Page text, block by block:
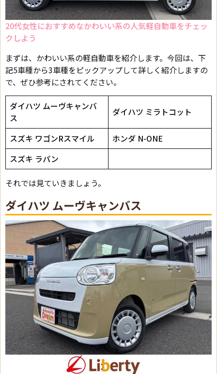
20代女性におすすめなかわいい系の人気軽自動車をチェッ
クしよう
まずは、かわいい系の軽自動車を紹介します。今回は、下
記5車種から3車種をピックアップして詳しく紹介しますの
で、ぜひ参考にされてください。
ダイハツ ムーヴキャンバ
ス
ダイハツ ミラトコット
スズキ ワゴンRスマイル
ホンダ N-ONE
スズキ ラパン
それでは見ていきましょう。
ダイハツ ムーヴキャンバス